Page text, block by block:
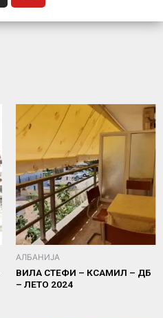
АЛБАНИЈА
ВИЛА СТЕФИ – КСАМИЛ – ДБ
– ЛЕТО 2024